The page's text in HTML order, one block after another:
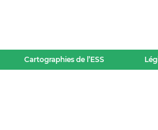
Cartographies de l’ESS